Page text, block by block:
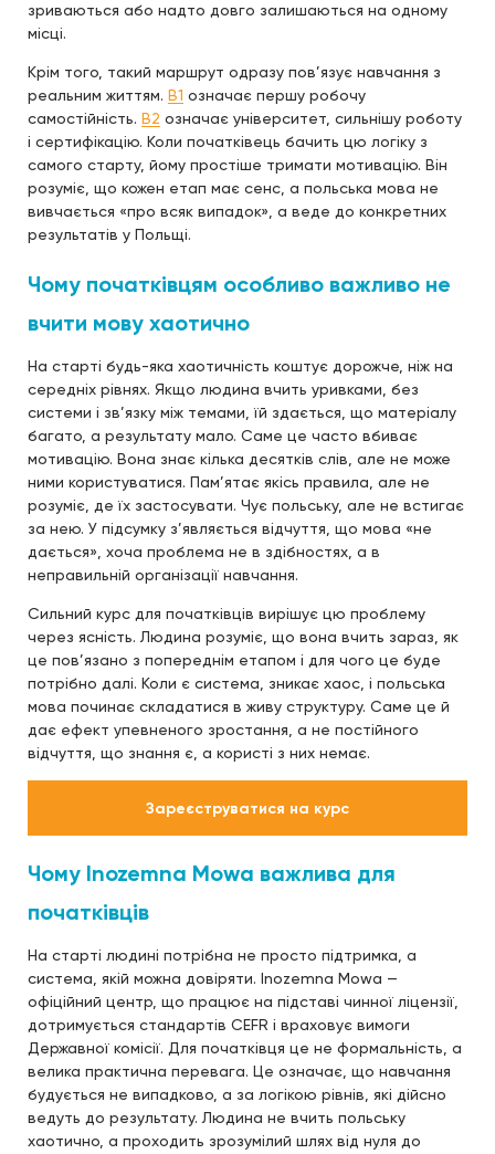
зриваються або надто довго залишаються на одному
місці.
Крім того, такий маршрут одразу пов’язує навчання з
реальним життям. B1 означає першу робочу
самостійність. B2 означає університет, сильнішу роботу
і сертифікацію. Коли початківець бачить цю логіку з
самого старту, йому простіше тримати мотивацію. Він
розуміє, що кожен етап має сенс, а польська мова не
вивчається «про всяк випадок», а веде до конкретних
результатів у Польщі.
Чому початківцям особливо важливо не
вчити мову хаотично
На старті будь-яка хаотичність коштує дорожче, ніж на
середніх рівнях. Якщо людина вчить уривками, без
системи і зв’язку між темами, їй здається, що матеріалу
багато, а результату мало. Саме це часто вбиває
мотивацію. Вона знає кілька десятків слів, але не може
ними користуватися. Пам’ятає якісь правила, але не
розуміє, де їх застосувати. Чує польську, але не встигає
за нею. У підсумку з’являється відчуття, що мова «не
дається», хоча проблема не в здібностях, а в
неправильній організації навчання.
Сильний курс для початківців вирішує цю проблему
через ясність. Людина розуміє, що вона вчить зараз, як
це пов’язано з попереднім етапом і для чого це буде
потрібно далі. Коли є система, зникає хаос, і польська
мова починає складатися в живу структуру. Саме це й
дає ефект упевненого зростання, а не постійного
відчуття, що знання є, а користі з них немає.
Зареєструватися на курс
Чому Inozemna Mowa важлива для
початківців
На старті людині потрібна не просто підтримка, а
система, якій можна довіряти. Inozemna Mowa —
офіційний центр, що працює на підставі чинної ліцензії,
дотримується стандартів CEFR і враховує вимоги
Державної комісії. Для початківця це не формальність, а
велика практична перевага. Це означає, що навчання
будується не випадково, а за логікою рівнів, які дійсно
ведуть до результату. Людина не вчить польську
хаотично, а проходить зрозумілий шлях від нуля до